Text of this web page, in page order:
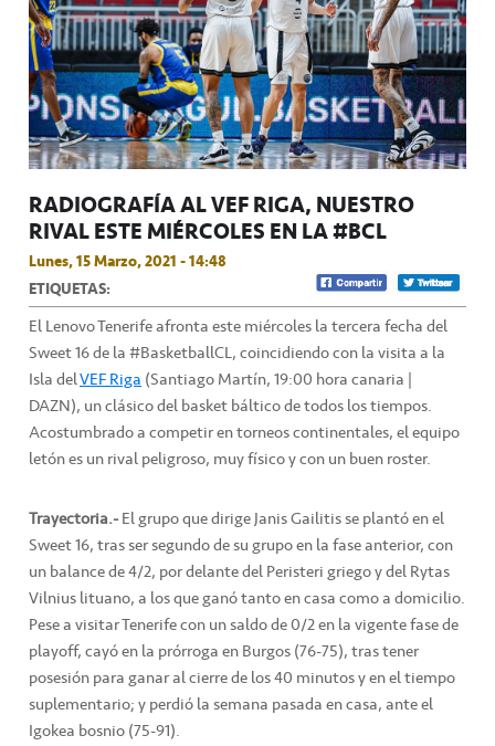
RADIOGRAFÍA AL VEF RIGA, NUESTRO
RIVAL ESTE MIÉRCOLES EN LA #BCL
Lunes, 15 Marzo, 2021 - 14:48
ETIQUETAS:
El Lenovo Tenerife afronta este miércoles la tercera fecha del
Sweet 16 de la #BasketballCL, coincidiendo con la visita a la
Isla delVEF Riga(Santiago Martín, 19:00 hora canaria |
DAZN), un clásico del basket báltico de todos los tiempos.
Acostumbrado a competir en torneos continentales, el equipo
letón es un rival peligroso, muy físico y con un buen roster.
Trayectoria.-El grupo que dirige Janis Gailitis se plantó en el
Sweet 16, tras ser segundo de su grupo en la fase anterior, con
un balance de 4/2, por delante del Peristeri griego y del Rytas
Vilnius lituano, a los que ganó tanto en casa como a domicilio.
Pese a visitar Tenerife con un saldo de 0/2 en la vigente fase de
playoff, cayó en la prórroga en Burgos (76-75), tras tener
posesión para ganar al cierre de los 40 minutos y en el tiempo
suplementario; y perdió la semana pasada en casa, ante el
Igokea bosnio (75-91).